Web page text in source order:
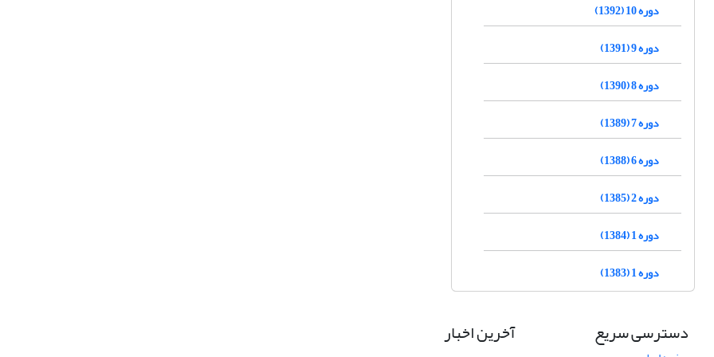
دوره 10 (1392)
دوره 9 (1391)
دوره 8 (1390)
دوره 7 (1389)
دوره 6 (1388)
دوره 2 (1385)
دوره 1 (1384)
دوره 1 (1383)
دسترسی سریع آخرین اخبار